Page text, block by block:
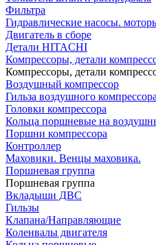
Фильтра
Гидравлические насосы.
Двигатель в сборе
Детали HITACHI
Компрессоры, детали
Компрессоры, детали
Воздушный компрессор
Гильза воздушного компрессора
Головки компрессора
Кольца поршневые на
Поршни компрессора
Контроллер
Маховики. Венцы маховика.
Поршневая группа
Поршневая группа
Вкладыши ДВС
Гильзы
Клапана/Направляющие
Коленвалы двигателя